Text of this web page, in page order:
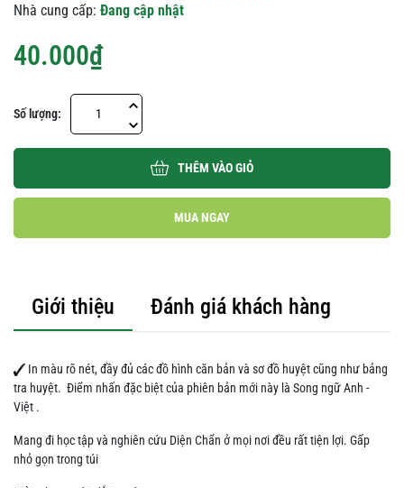
Nhà cung cấp: Đang cập nhật
40.000₫
Số lượng:
THÊM VÀO GIỎ
MUA NGAY
Giới thiệu Đánh giá khách hàng
In màu rõ nét, đầy đủ các đồ hình căn bản và sơ đồ huyệt cũng như bảng
tra huyệt. Điểm nhấn đặc biệt của phiên bản mới này là Song ngữ Anh -
Việt .
Mang đi học tập và nghiên cứu Diện Chẩn ở mọi nơi đều rất tiện lợi. Gấp
nhỏ gọn trong túi